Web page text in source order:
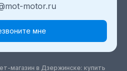
motor.ru
мне
магазин в Дзержинске: купить